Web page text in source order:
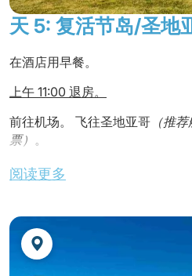
天 5: 复活节岛/圣地
在酒店用早餐。
上午 11:00 退房。
前往机场。 飞往圣地亚哥 （推
票） 。
不含午餐
酒店。
不含晚餐
阅读更多